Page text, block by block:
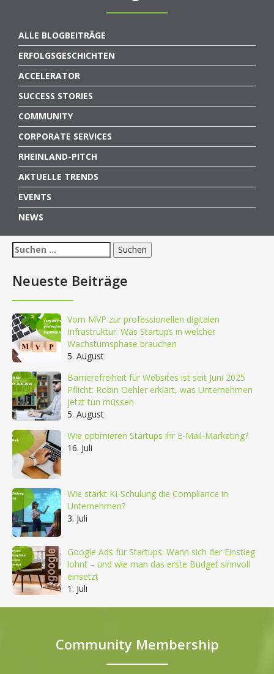
ALLE BLOGBEITRÄGE
ERFOLGSGESCHICHTEN
ACCELERATOR
SUCCESS STORIES
COMMUNITY
CORPORATE SERVICES
RHEINLAND-PITCH
AKTUELLE TRENDS
EVENTS
NEWS
Suchen
nach:
Neueste Beiträge
Vom MVP zur professionellen digitalen
Infrastruktur: Was Startups in welcher
Wachstumsphase brauchen
5. August
Barrierefreiheit für Websites ist seit Juni 2025
Pflicht: Robin Oehler erklärt, was Unternehmen
jetzt tun müssen
5. August
Wie optimieren Startups ihr E-Mail-Marketing?
16. Juli
Wie stärkt KI-Schulung die Compliance in
Unternehmen?
3. Juli
Google Ads für Startups: Wann sich der Einstieg
lohnt – und wie man das erste Budget sinnvoll
einsetzt
1. Juli
Community Membership